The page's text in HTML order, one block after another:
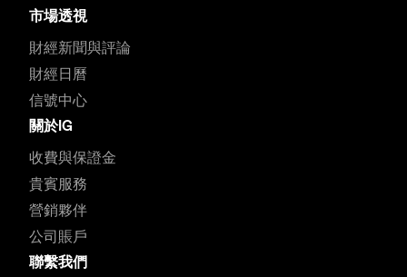
市場透視
財經新聞與評論
財經日曆
信號中心
關於IG
收費與保證金
貴賓服務
營銷夥伴
公司賬戶
聯繫我們